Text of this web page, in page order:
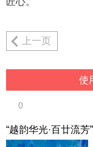
上一页
使
0
“越韵华光·百廿流